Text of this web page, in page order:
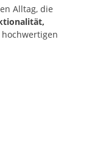
Alltag, die